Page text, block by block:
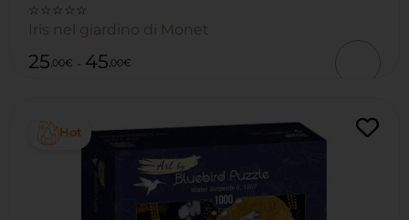
☆☆☆☆☆
Iris nel giardino di Monet
25,00€ - 45,00€
Hot